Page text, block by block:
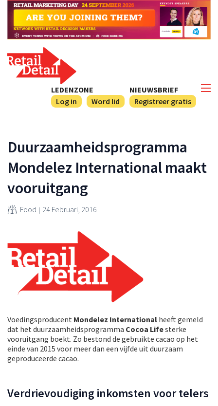
NIEUWSBRIEF
Registreer gratis
LEDENZONE
Log in
Word lid
Duurzaamheidsprogramma
Mondelez International maakt
vooruitgang
Food 24 Februari, 2016
Voedingsproducent Mondelez International heeft gemeld
dat het duurzaamheidsprogramma Cocoa Lifesterke
vooruitgang boekt. Zo bestond de gebruikte cacao op het
einde van 2015 voor meer dan een vijfde uit duurzaam
geproduceerde cacao.
Verdrievoudiging inkomsten voor telers